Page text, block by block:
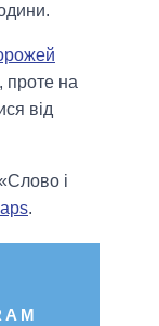
, проте на
від
і
.